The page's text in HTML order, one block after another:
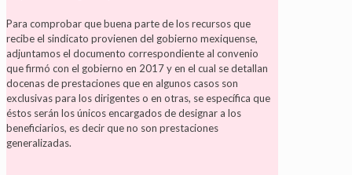
Para comprobar que buena parte de los recursos que
recibe el sindicato provienen del gobierno mexiquense,
adjuntamos el documento correspondiente al convenio
que firmó con el gobierno en 2017 y en el cual se detallan
docenas de prestaciones que en algunos casos son
exclusivas para los dirigentes o en otras, se específica que
éstos serán los únicos encargados de designar a los
beneficiarios, es decir que no son prestaciones
generalizadas.